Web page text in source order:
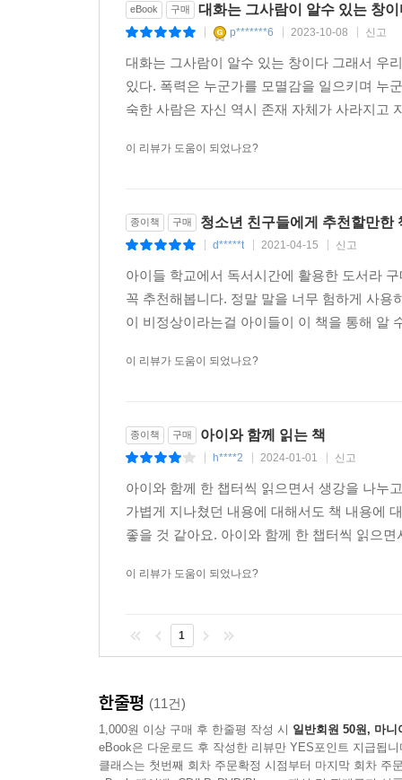
eBook 구매 대화는 그사람이 알수 있는 창이
p*******6 2023-10-08 신고
대화는 그사람이 알수 있는 창이다 그래서 우
있다. 폭력은 누군가를 모멸감을 일으키며 누
숙한 사람은 자신 역시 존재 자체가 사라지고
이 리뷰가 도움이 되었나요?
종이책 구매 청소년 친구들에게 추천할만한
d*****t 2021-04-15 신고
아이들 학교에서 독서시간에 활용한 도서라
꼭 추천해봅니다. 정말 말을 너무 험하게 사
이 비정상이라는걸 아이들이 이 책을 통해 알
이 리뷰가 도움이 되었나요?
종이책 구매 아이와 함께 읽는 책
h****2 2024-01-01 신고
아이와 함께 한 챕터씩 읽으면서 생강을 나누
가볍게 지나쳤던 내용에 대해서도 책 내용에
좋을 것 같아요. 아이와 함께 한 챕터씩 읽으
이 리뷰가 도움이 되었나요?
1
한줄평 (11건)
1,000원 이상 구매 후 한줄평 작성 시 일반회원 50원, 마니
eBook은 다운로드 후 작성한 리뷰만 YES포인트 지급됩니
클래스는 첫번째 회차 주문확정 시점부터 마지막 회차 주